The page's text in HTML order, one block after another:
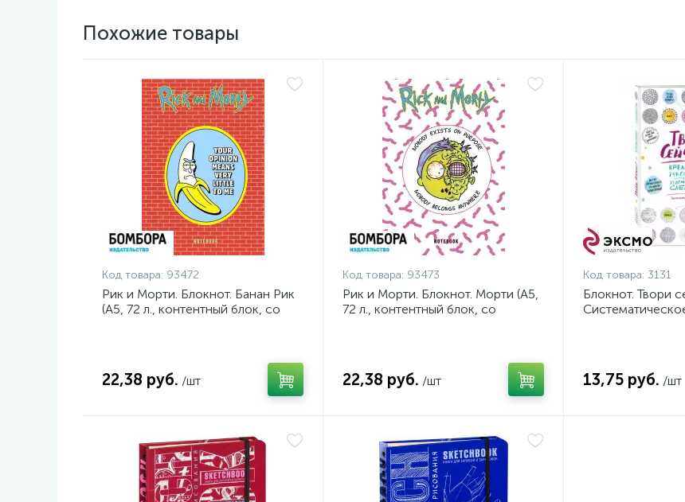
Похожие товары
Код товара: 93472
Рик и Морти. Блокнот. Банан Рик
(А5, 72 л., контентный блок, со
22,38 руб. /шт
Код товара: 93473
Рик и Морти. Блокнот. Морти (А5,
72 л., контентный блок, со
22,38 руб. /шт
Код товара: 3131
Блокнот. Твори
13,75 руб. /шт